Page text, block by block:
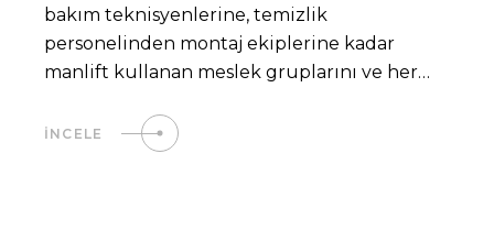
bakım teknisyenlerine, temizlik
personelinden montaj ekiplerine kadar
manlift kullanan meslek gruplarını ve her
keşfedeceksiniz.
İNCELE